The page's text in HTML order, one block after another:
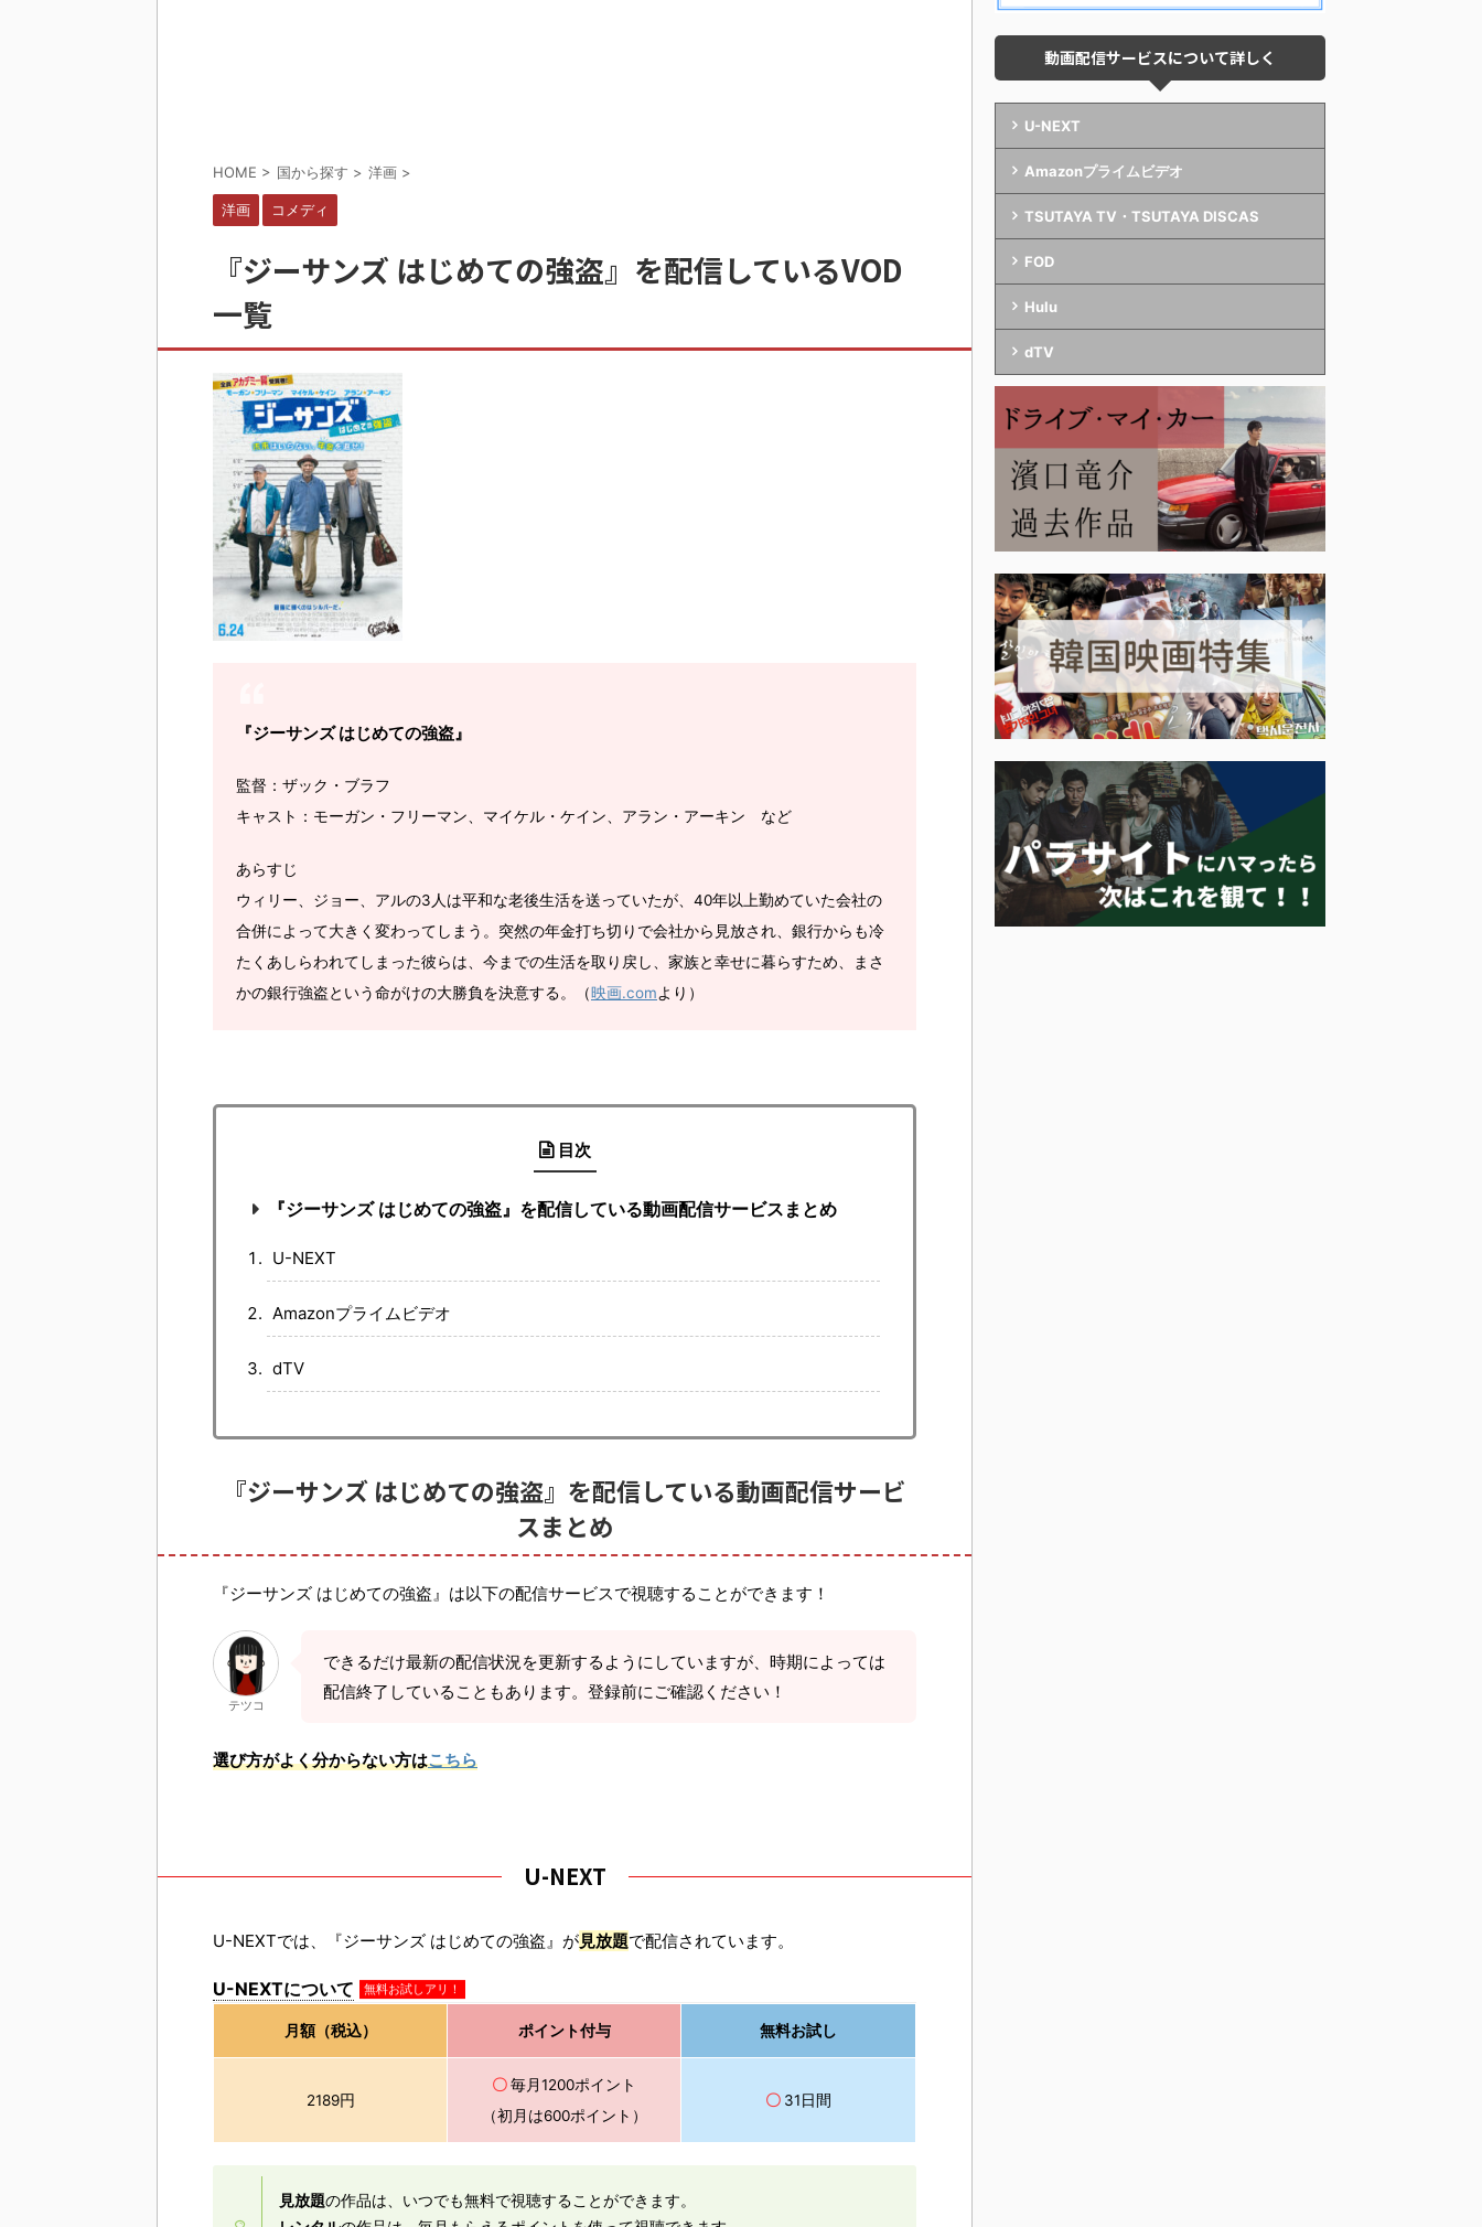
HOME > 国から探す > 洋画 >
洋画 コメディ
『ジーサンズ はじめての強盗』を配信しているVOD
一覧
『ジーサンズ はじめての強盗』
監督：ザック・ブラフ
キャスト：モーガン・フリーマン、マイケル・ケイン、アラン・アーキン など
あらすじ
ウィリー、ジョー、アルの3人は平和な老後生活を送っていたが、40年以上勤めていた会社の
合併によって大きく変わってしまう。突然の年金打ち切りで会社から見放され、銀行からも冷
たくあしらわれてしまった彼らは、今までの生活を取り戻し、家族と幸せに暮らすため、まさ
かの銀行強盗という命がけの大勝負を決意する。（映画.comより）
目次
『ジーサンズ はじめての強盗』を配信している動画配信サービスまとめ
U-NEXT
Amazonプライムビデオ
dTV
『ジーサンズ はじめての強盗』を配信している動画配信サービ
スまとめ
『ジーサンズ はじめての強盗』は以下の配信サービスで視聴することができます！
テツコ
できるだけ最新の配信状況を更新するようにしていますが、時期によっては
配信終了していることもあります。登録前にご確認ください！
選び方がよく分からない方はこちら
U-NEXT
U-NEXTでは、『ジーサンズ はじめての強盗』が見放題で配信されています。
U-NEXTについて 無料お試しアリ！
月額（税込） ポイント付与 無料お試し
2189円
〇毎月1200ポイント
（初月は600ポイント）
〇 31日間
見放題の作品は、いつでも無料で視聴することができます。
動画配信サービスについて詳しく
U-NEXT
Amazonプライムビデオ
TSUTAYA TV・TSUTAYA DISCAS
FOD
Hulu
dTV